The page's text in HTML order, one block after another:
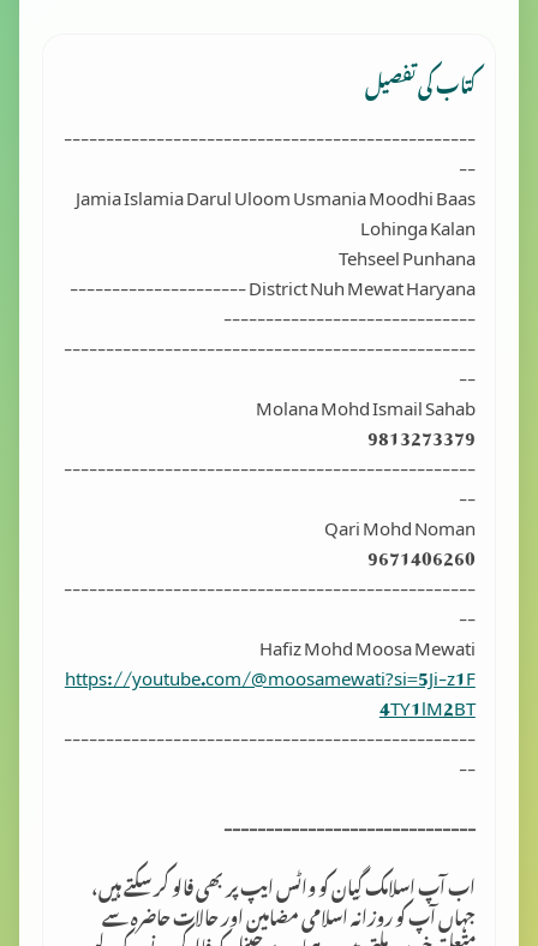
کتاب کی تفصیل
-------------------------------------------------
--
Jamia Islamia Darul Uloom Usmania Moodhi Baas
Lohinga Kalan
Tehseel Punhana
District Nuh Mewat Haryana ---------------------
------------------------------
-------------------------------------------------
--
Molana Mohd Ismail Sahab
9813273379
-------------------------------------------------
--
Qari Mohd Noman
9671406260
-------------------------------------------------
--
Hafiz Mohd Moosa Mewati
https://youtube.com/@moosamewati?si=5Ji-z1F
4TY1lM2BT
-------------------------------------------------
--
------------------------------
اب آپ اسلامک گِیان کو واٹس ایپ پر بھی فالو کر سکتے ہیں،
جہاں آپ کو روزانہ اسلامی مضامین اور حالات حاضرہ سے